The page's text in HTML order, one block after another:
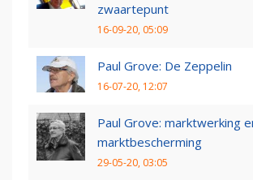
zwaartepunt
16-09-20, 05:09
Paul Grove: De Zeppelin
16-07-20, 12:07
Paul Grove: marktwerking
marktbescherming
29-05-20, 03:05